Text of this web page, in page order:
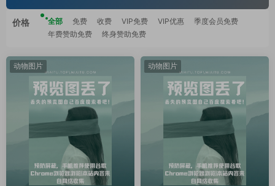
价格 全部 免费 收费 VIP免费 VIP优惠
季度会员免费
年费赞助免费
终身赞助免费
动物图片 动物图片